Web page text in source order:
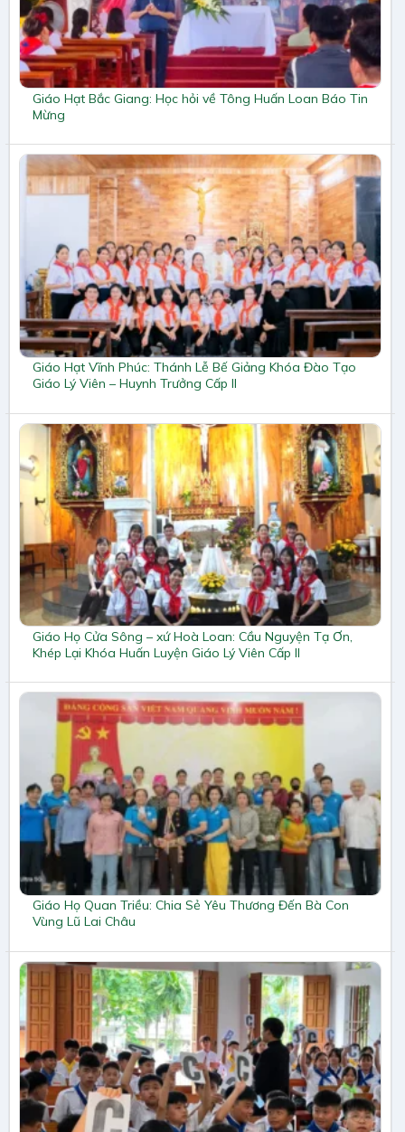
Giáo Hạt Bắc Giang: Học hỏi về Tông Huấn Loan Báo Tin
Mừng
Giáo Hạt Vĩnh Phúc: Thánh Lễ Bế Giảng Khóa Đào Tạo
Giáo Lý Viên – Huynh Trưởng Cấp II
Giáo Họ Cửa Sông – xứ Hoà Loan: Cầu Nguyện Tạ Ơn,
Khép Lại Khóa Huấn Luyện Giáo Lý Viên Cấp II
Giáo Họ Quan Triều: Chia Sẻ Yêu Thương Đến Bà Con
Vùng Lũ Lai Châu